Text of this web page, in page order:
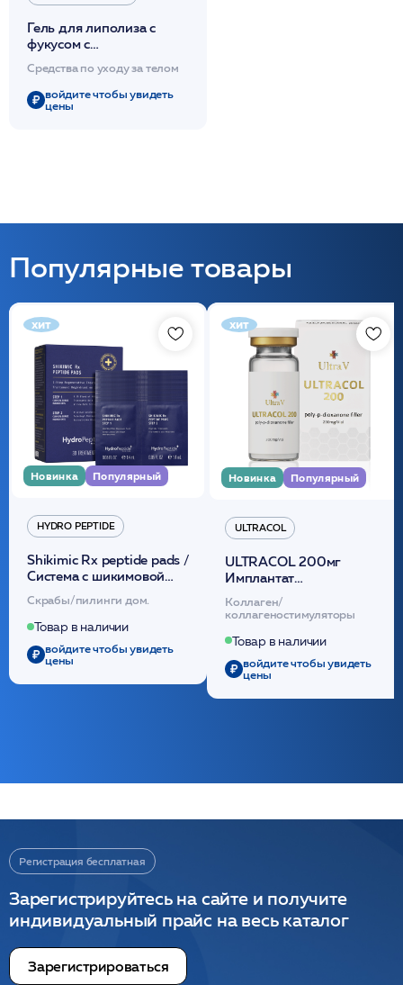
Гель для липолиза с
фукусом с
липолитическим и
антицеллюлитным
действием 200мл /JA
Средства по уходу за телом
войдите чтобы увидеть
цены
Популярные товары
хит
Новинка Популярный
HYDRO PEPTIDE
Shikimic Rx peptide pads /
Cистема с шикимовой
кислотой обновляющая
(30шт) /HP
Скрабы/пилинги дом.
Товар в наличии
войдите чтобы увидеть
цены
хит
Новинка Популярный
ULTRACOL
ULTRACOL 200мг
Имплантат
внутридермальный,
стерильный на основе
полидиоксанона
/ULTRACOL
Коллаген/
коллагеностимуляторы
Товар в наличии
войдите чтобы увидеть
цены
Регистрация бесплатная
Зарегистрируйтесь на сайте и получите
индивидуальный прайс на весь каталог
Зарегистрироваться